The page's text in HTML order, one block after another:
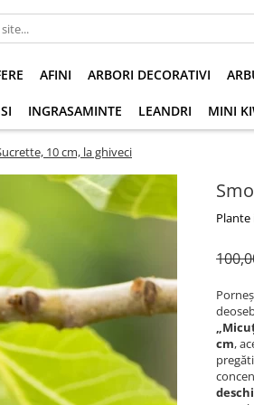
AFINI ARBORI DECORATIVI
INGRASAMINTE LEANDRI MINI
10 cm, la ghiveci
cm,